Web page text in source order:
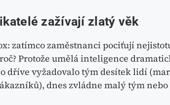
zažívají zlatý věk
zatímco zaměstnanci pociťují
Protože umělá inteligence
dříve vyžadovalo tým desítek lidí
dnes zvládne malý tým